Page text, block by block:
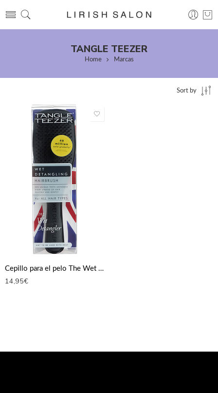
TANGLE TEEZER
Home Marcas
Sort by
Cepillo para el pelo The Wet Detangler de Tangle Teezer – Negro Regaliz
14,95€